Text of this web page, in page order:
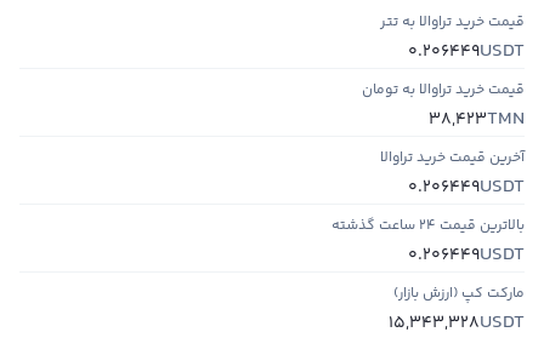
قیمت خرید تراوالا به تتر
USDT
0.206449
قیمت خرید تراوالا به تومان
TMN
38,423
آخرین قیمت خرید تراوالا
USDT
0.206449
بالاترین قیمت ۲۴ ساعت گذشته
USDT
0.206449
مارکت کپ (ارزش بازار)
USDT
15,343,328